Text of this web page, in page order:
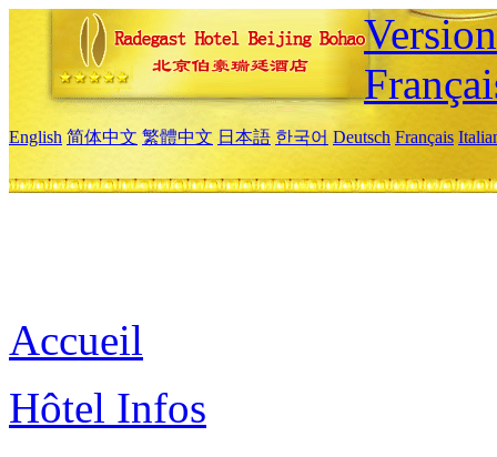
English 简体中文 繁體中文 日本語 한국어 Deutsch Français
Accueil
Hôtel Infos